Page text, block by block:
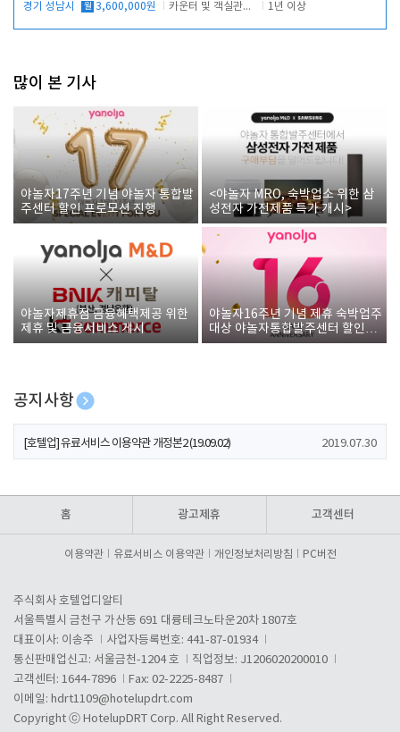
경기 성남시 월 3,600,000원 카운터 및 객실관리 전반 1년 이상
많이 본 기사
야놀자17주년 기념 야놀자 통합발
주센터 할인 프로모션 진행
<야놀자 MRO, 숙박업소 위한 삼
성전자 가전제품 특가 개시>
야놀자제휴점 금융혜택제공 위한
제휴 및 금융서비스 게시
야놀자16주년 기념 제휴 숙박업주
대상 야놀자통합발주센터 할인쿠
폰 증정
공지사항
[호텔업] 개인정보 처리방침 개정본1 (19.09.02)
[호텔업] 유료서비스 이용약관 개정본2 (19.09.02) 2019.07.30
홈 광고제휴 고객센터
이용약관 유료서비스 이용약관 개인정보처리방침 PC버전
주식회사 호텔업디알티
서울특별시 금천구 가산동 691 대륭테크노타운20차 1807호
대표이사: 이송주
사업자등록번호: 441-87-01934
통신판매업신고: 서울금천-1204 호
직업정보: J1206020200010
고객센터: 1644-7896
Fax: 02-2225-8487
이메일: hdrt1109@hotelupdrt.com
Copyright ⓒ HotelupDRT Corp. All Right Reserved.